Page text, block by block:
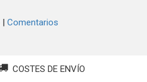
| Comentarios
COSTES DE ENVÍO